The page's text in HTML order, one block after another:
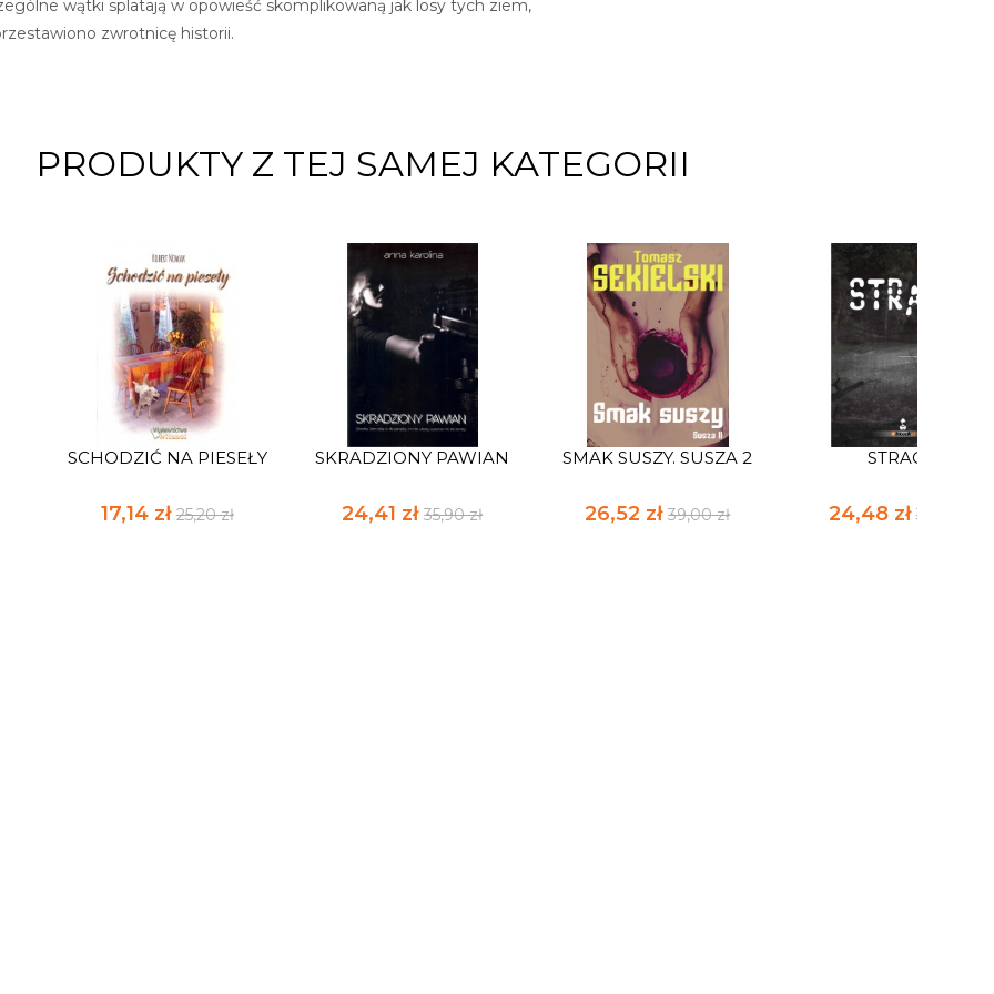
wątki splatają w opowieść skomplikowaną jak losy tych ziem,
zwrotnicę historii.
PRODUKTY Z TEJ SAMEJ KATEGORII
SCHODZIĆ NA PIESEŁY
17,14 zł 25,20 zł
SKRADZIONY PAWIAN
24,41 zł35,90 zł
SMAK SUSZY. SUSZA 2
26,52 zł39,00 zł
STRACH
24,48 zł 36,00 zł